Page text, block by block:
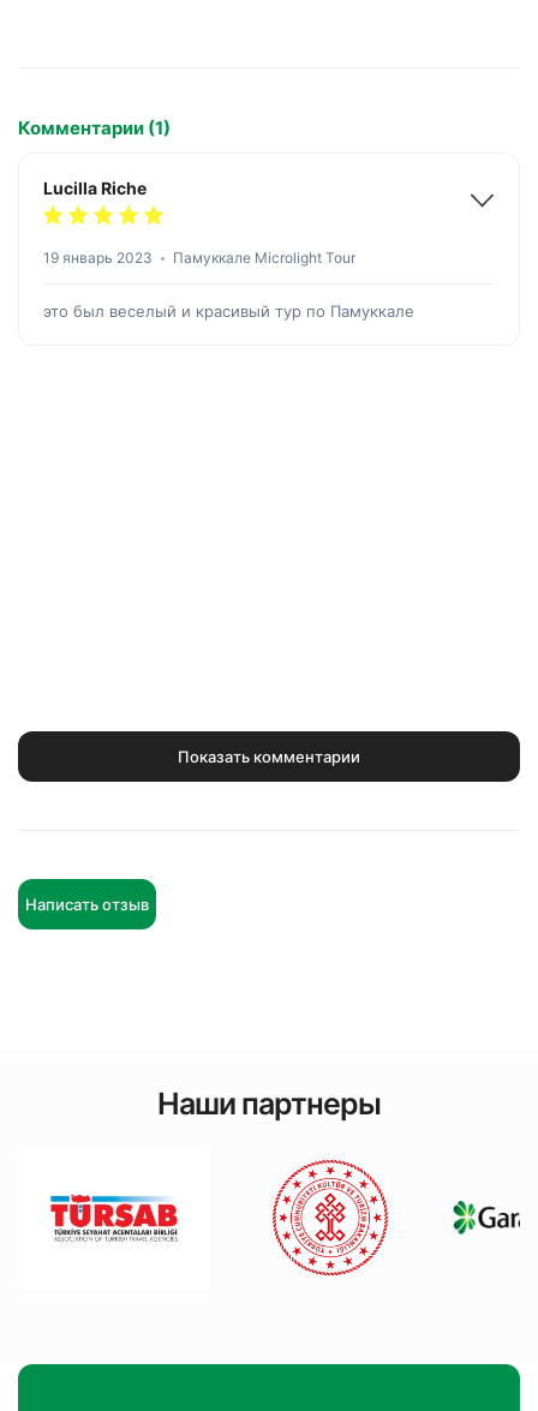
Комментарии (1)
Lucilla Riche
19 январь 2023 Памуккале Microlight Tour
это был веселый и красивый тур по Памуккале
Показать комментарии
Написать отзыв
Наши партнеры